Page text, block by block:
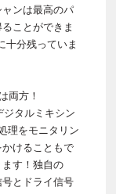
ンは最高のパ
ことができま
十分残っていま
両方！
ジタルミキシン
理をモニタリン
けることもで
す！独自の
とドライ信号